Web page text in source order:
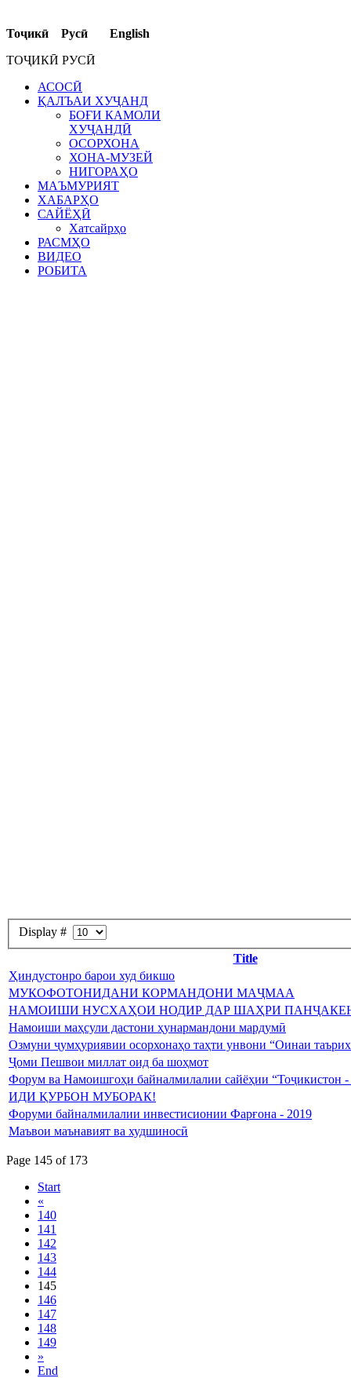
Тоҷикӣ Русӣ English
ТОҶИКӢ РУСӢ
АСОСӢ
ҚАЛЪАИ ХУҶАНД
БОҒИ КАМОЛИ
ХУҶАНДӢ
ОСОРХОНА
ХОНА-МУЗЕЙ
НИГОРАҲО
МАЪМУРИЯТ
ХАБАРҲО
САЙЁҲӢ
Хатсайрҳо
РАСМҲО
ВИДЕО
РОБИТА
Display #
Title
Ҳиндустонро барои худ бикшо
МУКОФОТОНИДАНИ КОРМАНДОНИ МАҶМАА
НАМОИШИ НУСХАҲОИ НОДИР ДАР ШАҲРИ
Намоиши маҳсули дастони ҳунармандони мардумӣ
Озмуни ҷумҳуриявии осорхонаҳо таҳти унвони “Оинаи
Ҷоми Пешвои миллат оид ба шоҳмот
Форум ва Намоишгоҳи байналмилалии сайёҳии “Тоҷикистон -
ИДИ ҚУРБОН МУБОРАК!
Форуми байналмилалии инвестисионии Фарғона - 2019
Маъвои маънавият ва худшиносӣ
Page 145 of 173
Start
«
140
141
142
143
144
145
146
147
148
149
»
End